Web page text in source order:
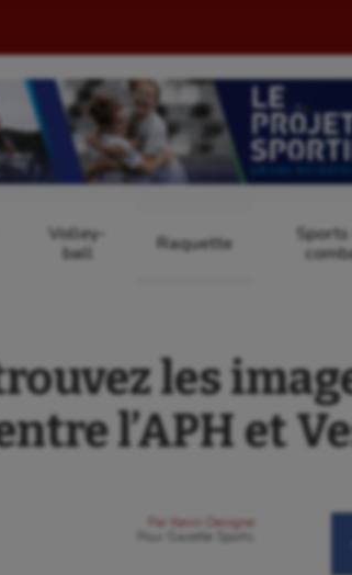
Volley-
ball
Raquette
les
l’APH et
Par
Kevin Devigne
Gazette Sports